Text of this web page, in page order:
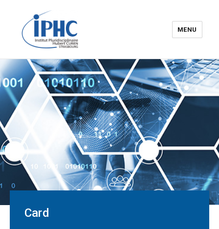
The Hubert Curien
pluridisciplinary Institute – IPHC
MENU
Card